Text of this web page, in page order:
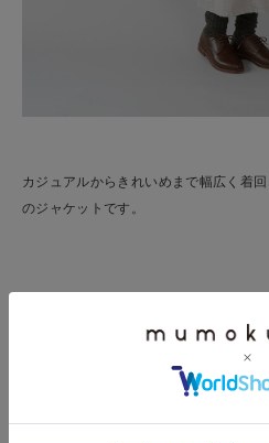
カジュアルからきれいめまで幅広く着
のジャケットです。